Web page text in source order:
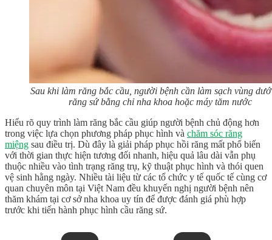
Sau khi làm răng bắc cầu, người bệnh cần làm sạch vùng
răng sứ bằng chỉ nha khoa hoặc máy tăm nước
Hiểu rõ quy trình làm răng bắc cầu giúp người bệnh chủ động hơn
trong việc lựa chọn phương pháp phục hình và chăm sóc răng
miệng sau điều trị. Dù đây là giải pháp phục hồi răng mất phổ biến
với thời gian thực hiện tương đối nhanh, hiệu quả lâu dài vẫn phụ
thuộc nhiều vào tình trạng răng trụ, kỹ thuật phục hình và thói quen
vệ sinh hằng ngày. Nhiều tài liệu từ các tổ chức y tế quốc tế cùng cơ
quan chuyên môn tại Việt Nam đều khuyến nghị người bệnh nên
thăm khám tại cơ sở nha khoa uy tín để được đánh giá phù hợp
trước khi tiến hành phục hình cầu răng sứ.